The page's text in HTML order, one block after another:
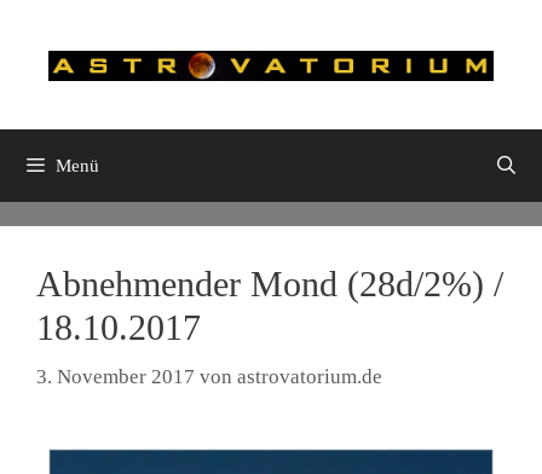
springen
Menü
Abnehmender Mond (28d/2%) /
18.10.2017
3. November 2017 von astrovatorium.de